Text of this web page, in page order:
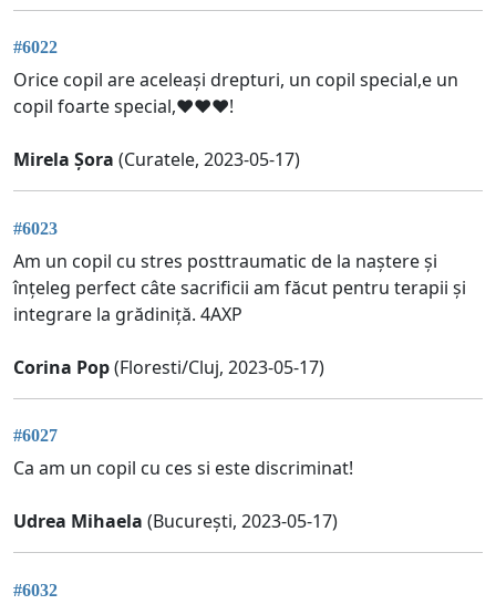
#6022
Orice copil are aceleași drepturi, un copil special,e un
copil foarte special,♥️♥️♥️!
Mirela Șora (Curatele, 2023-05-17)
#6023
Am un copil cu stres posttraumatic de la naștere și
înțeleg perfect câte sacrificii am făcut pentru terapii și
integrare la grădiniță. 4AXP
Corina Pop(Floresti/Cluj, 2023-05-17)
#6027
Ca am un copil cu ces si este discriminat!
Udrea Mihaela (București, 2023-05-17)
#6032